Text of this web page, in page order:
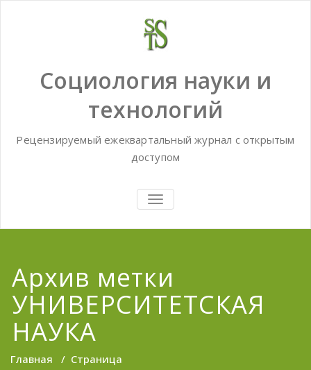
Социология науки и
технологий
Рецензируемый ежеквартальный журнал с открытым
доступом
TOGGLE
NAVIGATION
Архив метки
УНИВЕРСИТЕТСКАЯ
НАУКА
Главная / Страница